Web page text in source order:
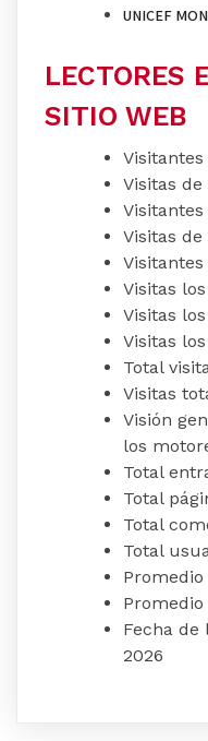
UNICEF
LECTORES
SITIO WEB
Visitas de
Visitantes
Visitas de
Visitantes
Visitas
Visitas
Visitas
Total
Visitas
Visión
los
Total
Total
Total
Total
Fecha
2026